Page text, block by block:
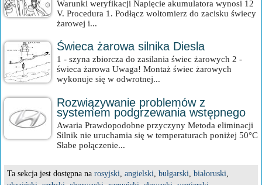
Warunki weryfikacji Napięcie akumulatora wynosi 12
V. Procedura 1. Podłącz woltomierz do zacisku świecy
żarowej i...
Świeca żarowa silnika Diesla
1 - szyna zbiorcza do zasilania świec żarowych 2 -
świeca żarowa Uwaga! Montaż świec żarowych
wykonuje się w odwrotnej...
Rozwiązywanie problemów z
systemem podgrzewania wstępnego
Awaria Prawdopodobne przyczyny Metoda eliminacji
Silnik nie uruchamia się w temperaturach poniżej 50°C
Słabe połączenie...
Ta sekcja jest dostępna na rosyjski, angielski, bułgarski, białoruski,